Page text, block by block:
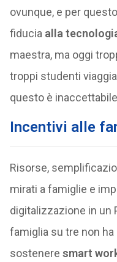
ovunque, e per
fiducia alla
maestra, ma oggi
troppi studenti
questo è
Incentivi alle
Risorse,
mirati a famiglie e
digitalizzazione in un
famiglia su tre non ha
sostenere smart